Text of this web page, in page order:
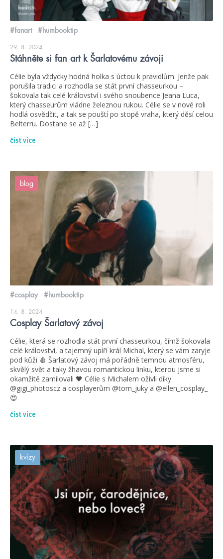
#fanart #humbooktip
29. 8. 2024
Stáhněte si fan art k Šarlatovému závoji
Célie byla vždycky hodná holka s úctou k pravidlům. Jenže pak
porušila tradici a rozhodla se stát první chasseurkou –
šokovala tak celé království i svého snoubence Jeana Luca,
který chasseurům vládne železnou rukou. Célie se v nové roli
hodlá osvědčit, a tak se pouští po stopě vraha, který děsí celou
Belterru. Dostane se až […]
číst více
blog
#cosplay #humbooktip
14. 8. 2024
Cosplay Šarlatový závoj
Célie, která se rozhodla stát první chasseurkou, čímž šokovala
celé království, a tajemný upíří král Michal, který se vám zaryje
pod kůži 🩸 Šarlatový závoj má pořádně temnou atmosféru,
skvělý svět a taky žhavou romantickou linku, kterou jsme si
okamžitě zamilovali 🖤 Célie s Michalem oživli díky
@gigi_photoscz a cosplayerům @tom_juky a @ellen_cosplay_
😍
číst více
kvízy